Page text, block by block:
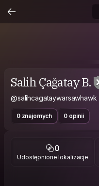
Salih Çağatay B.
@salihcagataywarsawhawk
0 znajomych 0 opinii
0
Udostępnione lokalizacje